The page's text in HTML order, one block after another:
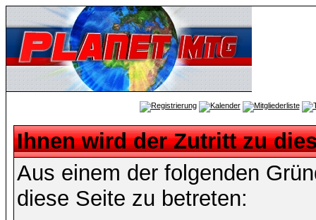
Ihnen wird der Zutritt zu
Aus einem der folgenden
diese Seite zu betreten: